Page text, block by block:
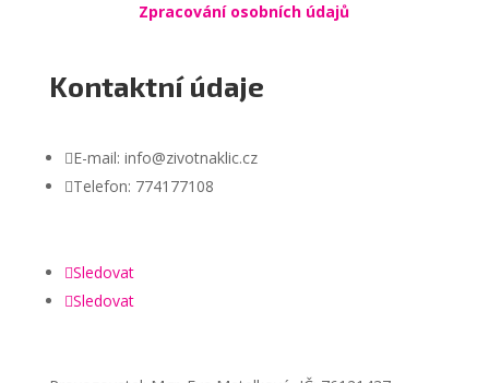
Zpracování osobních údajů
Kontaktní údaje
E-mail: info@zivotnaklic.cz
Telefon: 774177108
Sledovat
Sledovat